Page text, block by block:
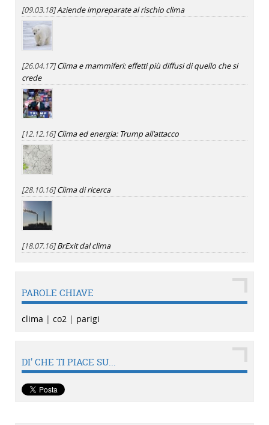
[09.03.18]Aziende impreparate al rischio clima
[26.04.17]Clima e mammiferi: effetti più diffusi di quello che si
crede
[12.12.16]Clima ed energia: Trump all'attacco
[28.10.16]Clima di ricerca
[18.07.16]BrExit dal clima
PAROLE CHIAVE
clima | co2 | parigi
DI' CHE TI PIACE SU...